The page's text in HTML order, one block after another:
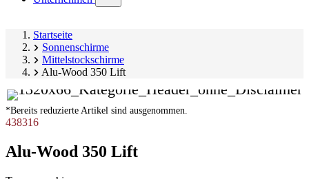
submenu)
Startseite
Sonnenschirme
Mittelstockschirme
Alu-Wood 350 Lift
*Bereits reduzierte Artikel sind ausgenommen.
438316
Alu-Wood 350 Lift